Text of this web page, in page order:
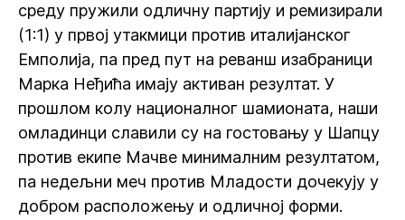
среду пружили одличну партију и ремизирали
(1:1) у првој утакмици против италијанског
Емполија, па пред пут на реванш изабраници
Марка Неђића имају активан резултат. У
прошлом колу националног шамионата, наши
омладинци славили су на гостовању у Шапцу
против екипе Мачве минималним резултатом,
па недељни меч против Младости дочекују у
добром расположењу и одличној форми.